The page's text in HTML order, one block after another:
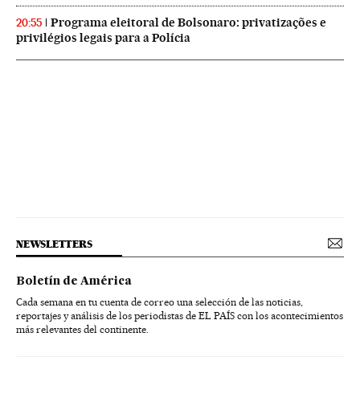
20:55
Programa eleitoral de Bolsonaro: privatizações e
privilégios legais para a Polícia
NEWSLETTERS
Boletín de América
Cada semana en tu cuenta de correo una selección de las noticias,
reportajes y análisis de los periodistas de EL PAÍS con los acontecimientos
más relevantes del continente.